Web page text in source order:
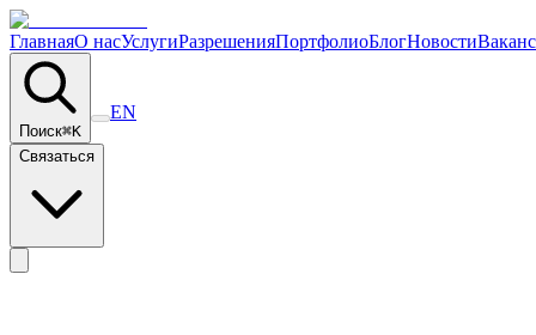
ГлавнаяО насУслугиРазрешенияПортфолиоБлогНовости
Поиск⌘K
EN
Связаться